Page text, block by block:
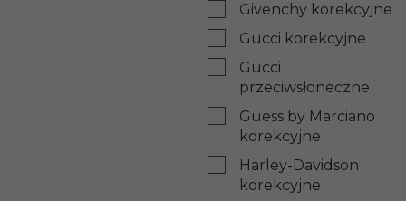
Givenchy korekcyjne
Gucci korekcyjne
Gucci
przeciwsłoneczne
Guess by Marciano
korekcyjne
Harley-Davidson
korekcyjne